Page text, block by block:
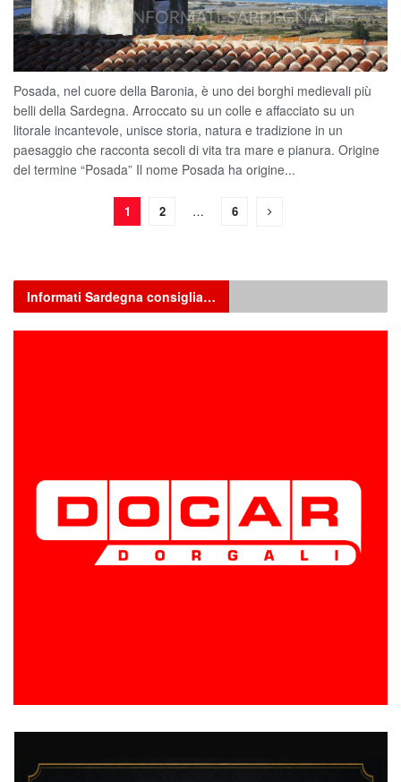
Posada, nel cuore della Baronia, è uno dei borghi medievali più
belli della Sardegna. Arroccato su un colle e affacciato su un
litorale incantevole, unisce storia, natura e tradizione in un
paesaggio che racconta secoli di vita tra mare e pianura. Origine
del termine “Posada” Il nome Posada ha origine...
1 2 … 6
Informati Sardegna consiglia…